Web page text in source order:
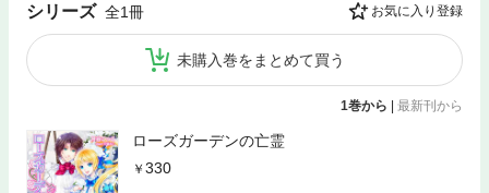
シリーズ 全1冊 お気に入り登録
未購入巻をまとめて買う
1巻から | 最新刊から
ローズガーデンの亡霊
330